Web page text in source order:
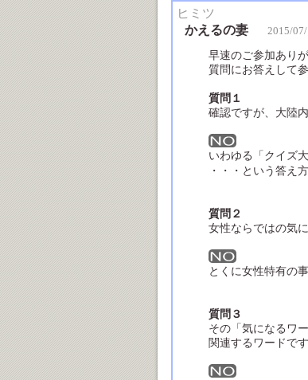
ヒミツ
かえるの妻
2015/
早速のご参加あり
質問にお答えして参
質問１
確認ですが、大
いわゆる「クイズ
・・・という答え
質問２
女性ならではの
とくに女性特有の
質問３
その「気になるワ
関連するワード